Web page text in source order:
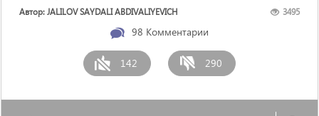
ёши етган фуқаро шахсини тасдиқловчи ...
Автор: JALILOV SAYDALI ABDIVALIYEVICH 3495
98 Комментарии
142 290